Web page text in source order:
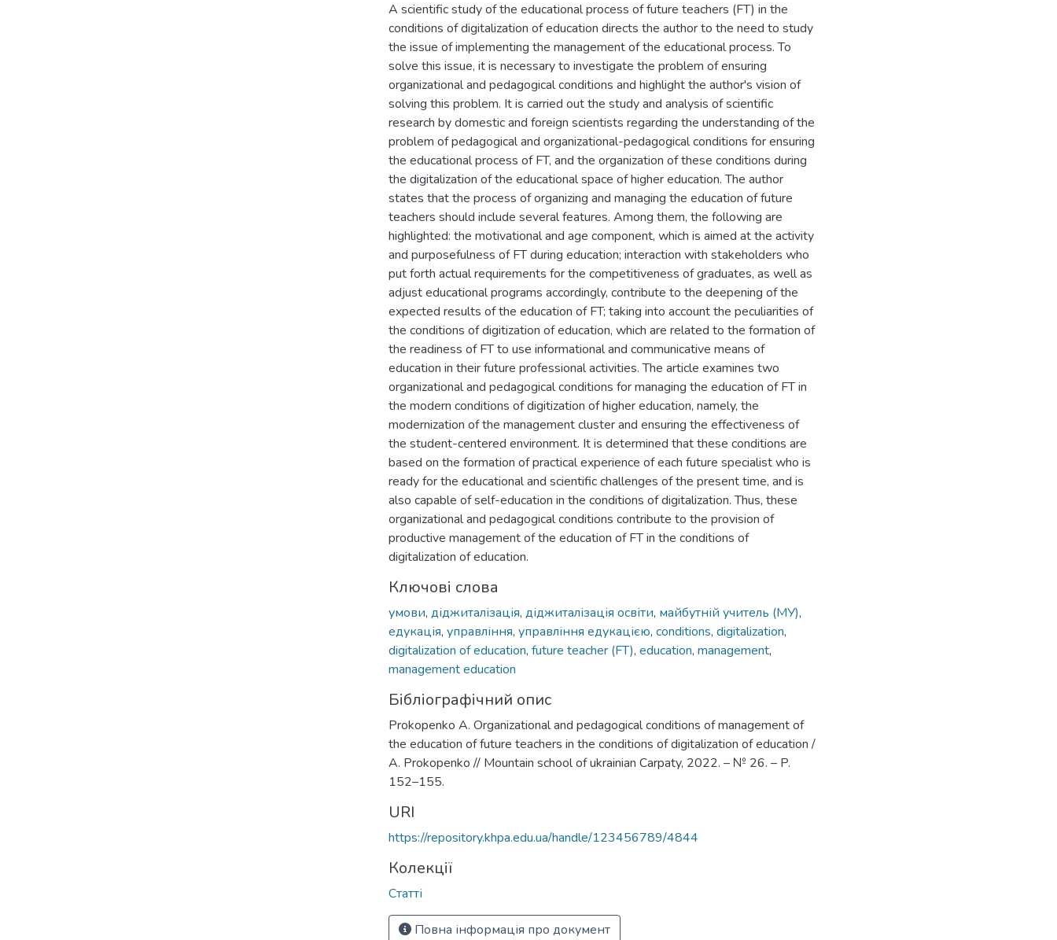
A scientific study of the educational process of future teachers (FT) in the
conditions of digitalization of education directs the author to the need to study
the issue of implementing the management of the educational process. To
solve this issue, it is necessary to investigate the problem of ensuring
organizational and pedagogical conditions and highlight the author's vision of
solving this problem. It is carried out the study and analysis of scientific
research by domestic and foreign scientists regarding the understanding of the
problem of pedagogical and organizational-pedagogical conditions for ensuring
the educational process of FT, and the organization of these conditions during
the digitalization of the educational space of higher education. The author
states that the process of organizing and managing the education of future
teachers should include several features. Among them, the following are
highlighted: the motivational and age component, which is aimed at the activity
and purposefulness of FT during education; interaction with stakeholders who
put forth actual requirements for the competitiveness of graduates, as well as
adjust educational programs accordingly, contribute to the deepening of the
expected results of the education of FT; taking into account the peculiarities of
the conditions of digitization of education, which are related to the formation of
the readiness of FT to use informational and communicative means of
education in their future professional activities. The article examines two
organizational and pedagogical conditions for managing the education of FT in
the modern conditions of digitization of higher education, namely, the
modernization of the management cluster and ensuring the effectiveness of
the student-centered environment. It is determined that these conditions are
based on the formation of practical experience of each future specialist who is
ready for the educational and scientific challenges of the present time, and is
also capable of self-education in the conditions of digitalization. Thus, these
organizational and pedagogical conditions contribute to the provision of
productive management of the education of FT in the conditions of
digitalization of education.
Ключові слова
умови, діджиталізація, діджиталізація освіти, майбутній учитель (МУ),
едукація, управління, управління едукацією, conditions, digitalization,
digitalization of education, future teacher (FT), education, management,
management education
Бібліографічний опис
Prokopenko А. Organizational and pedagogical conditions of management of
the education of future teachers in the conditions of digitalization of education /
А. Prokopenko // Mountain school of ukrainian Carpaty, 2022. – № 26. – P.
152–155.
URI
https://repository.khpa.edu.ua/handle/123456789/4844
Колекції
Статті
Повна інформація про документ